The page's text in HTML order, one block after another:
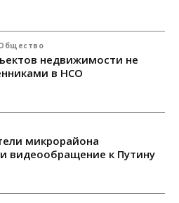
недвижимости не
в НСО
микрорайона
видеообращение к Путину